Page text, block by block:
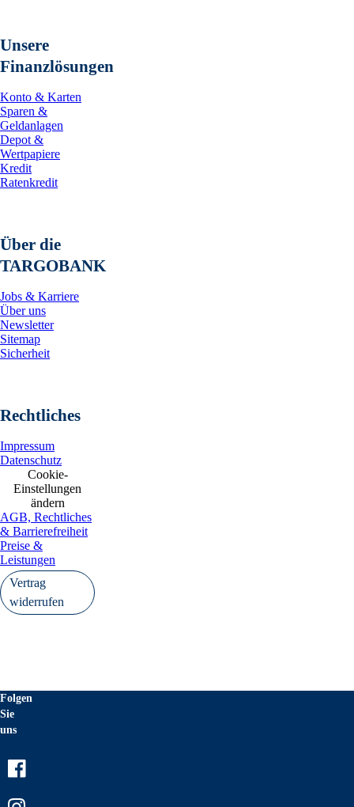
Unsere
Finanzlösungen
Konto & Karten
Sparen &
Geldanlagen
Depot &
Wertpapiere
Kredit
Ratenkredit
Über die
TARGOBANK
Jobs & Karriere
Über uns
Newsletter
Sitemap
Sicherheit
Rechtliches
Impressum
Datenschutz
Cookie-
Einstellungen
ändern
AGB, Rechtliches
& Barrierefreiheit
Preise &
Leistungen
Vertrag
widerrufen
Folgen
Sie
uns